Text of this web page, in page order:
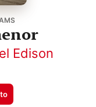
Edison